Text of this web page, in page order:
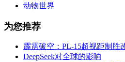
动物世界
为您推荐
霹雳破空：PL-15超视距制胜
DeepSeek对全球的影响